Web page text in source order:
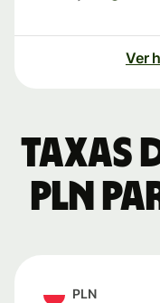
Ver
Taxas
PLN
PLN